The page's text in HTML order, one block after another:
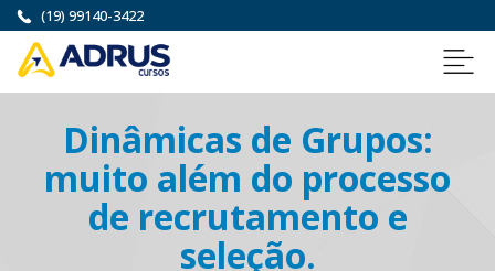
(19) 99140-3422
Dinâmicas de Grupos:
muito além do processo
de recrutamento e
seleção.